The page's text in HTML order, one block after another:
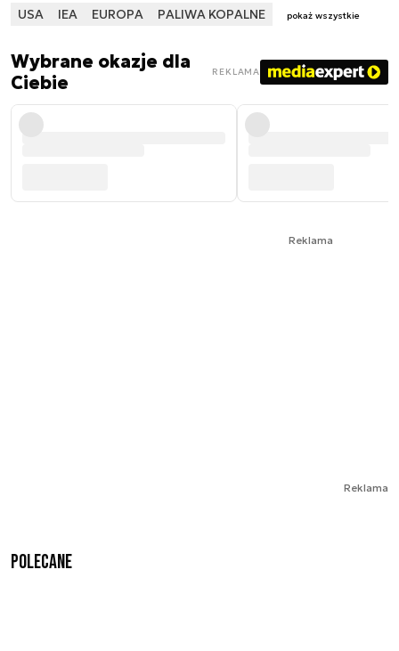
USA IEA EUROPA PALIWA KOPALNE pokaż wszystkie
Wybrane okazje dla
Ciebie
REKLAMA
Reklama
Reklama
Polecane